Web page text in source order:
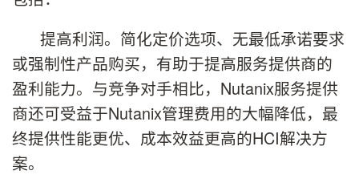
提高利润。简化定价选项、无最低承诺要求
或强制性产品购买，有助于提高服务提供商的
盈利能力。与竞争对手相比，Nutanix服务提供
商还可受益于Nutanix管理费用的大幅降低，最
终提供性能更优、成本效益更高的HCI解决方
案。